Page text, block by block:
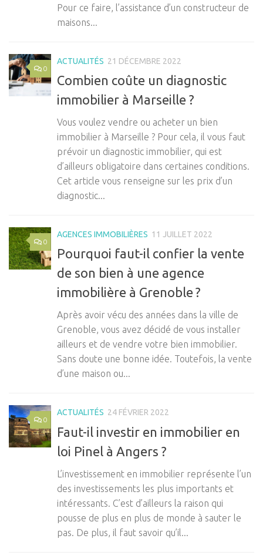
Pour ce faire, l’assistance d’un constructeur de
maisons...
0
ACTUALITÉS 21 DÉCEMBRE 2022
Combien coûte un diagnostic
immobilier à Marseille ?
Vous voulez vendre ou acheter un bien
immobilier à Marseille ? Pour cela, il vous faut
prévoir un diagnostic immobilier, qui est
d’ailleurs obligatoire dans certaines conditions.
Cet article vous renseigne sur les prix d’un
diagnostic...
0
AGENCES IMMOBILIÈRES 11 JUILLET 2022
Pourquoi faut-il confier la vente
de son bien à une agence
immobilière à Grenoble ?
Après avoir vécu des années dans la ville de
Grenoble, vous avez décidé de vous installer
ailleurs et de vendre votre bien immobilier.
Sans doute une bonne idée. Toutefois, la vente
d’une maison ou...
0
ACTUALITÉS 24 FÉVRIER 2022
Faut-il investir en immobilier en
loi Pinel à Angers ?
L’investissement en immobilier représente l’un
des investissements les plus importants et
intéressants. C’est d’ailleurs la raison qui
pousse de plus en plus de monde à sauter le
pas. De plus, il faut savoir qu’il...